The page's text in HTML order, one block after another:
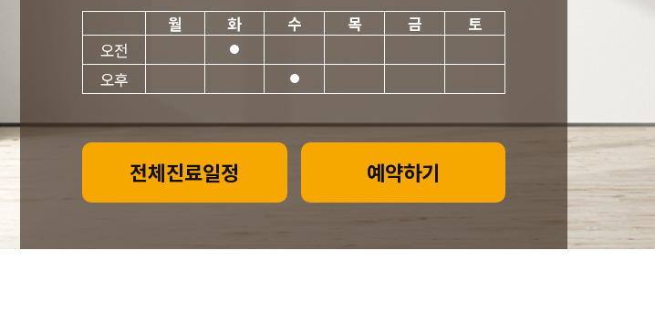
월 화 수 목 금
토
오전
오후
전체진료일정 예약하기